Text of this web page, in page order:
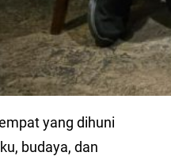
yang dihuni
budaya, dan